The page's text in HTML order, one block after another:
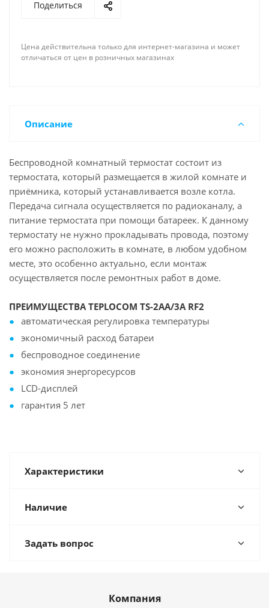
Поделиться
Цена действительна только для интернет-магазина и может
отличаться от цен в розничных магазинах
Описание
Беспроводной комнатный термостат состоит из
термостата, который размещается в жилой комнате и
приёмника, который устанавливается возле котла.
Передача сигнала осуществляется по радиоканалу, а
питание термостата при помощи батареек. К данному
термостату не нужно прокладывать провода, поэтому
его можно расположить в комнате, в любом удобном
месте, это особенно актуально, если монтаж
осуществляется после ремонтных работ в доме.
ПРЕИМУЩЕСТВА TEPLOCOM TS-2AA/3A RF2
автоматическая регулировка температуры
экономичный расход батареи
беспроводное соединение
экономия энергоресурсов
LCD-дисплей
гарантия 5 лет
Характеристики
Наличие
Задать вопрос
Компания